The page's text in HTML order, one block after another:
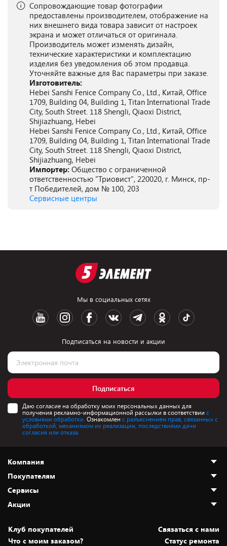
Сопровождающие товар фотографии
предоставлены производителем, отображение на
них внешнего вида товара зависит от настроек
экрана и может отличаться от оригинала.
Производитель может изменять дизайн,
технические характеристики и комплектацию
изделия без уведомления об этом продавца.
Уточняйте важные для Вас параметры при заказе.
Изготовитель:
Hebei Sanshi Fenice Company Co., Ltd., Китай, Office
1709, Building 04, Building 1, Titan International Trade
City, South Street. 118 Shengli, Qiaoxi District,
Shijiazhuang, Hebei
Hebei Sanshi Fenice Company Co., Ltd., Китай, Office
1709, Building 04, Building 1, Titan International Trade
City, South Street. 118 Shengli, Qiaoxi District,
Shijiazhuang, Hebei
Импортер: Общество с ограниченной
ответственностью "Триовист", 220020, г. Минск, пр-
т Победителей, дом № 100, 203
Сервисные центры
Мы в социальных сетях
Подписаться на новости и акции
Подписаться
Даю согласие на обработку моих персональных данных для
получения рекламно-информационной рассылки в соответствии с
условиями обработки. Ознакомлен с разъяснением прав, связанных с
обработкой, механизмом их реализации, последствиями дачи
согласия или отказа.
Компания
О нас
Адреса магазинов
Новости
Статьи и обзоры
Вакансии
Покупателям
Как сделать заказ
Оплата и доставка
Безналичный расчёт
Обмен и возврат товара
Сервисы
Установка техники
Для игровых консолей
Акции
Скидки и промокоды
Белорусские товары
Клуб покупателей
Cвязаться с нами
Что с моим заказом?
Статус ремонта